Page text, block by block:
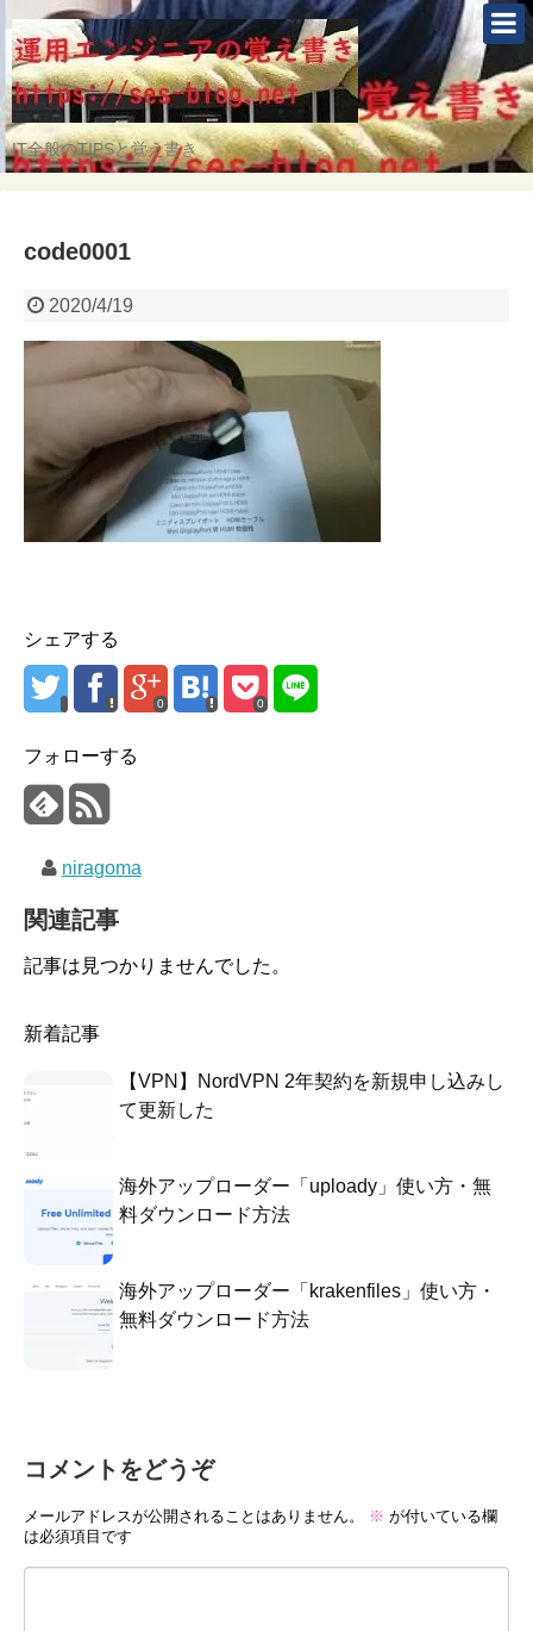
IT全般のTIPSと覚え書き
code0001
2020/4/19
シェアする
0 0
フォローする
niragoma
関連記事
記事は見つかりませんでした。
新着記事
【VPN】NordVPN 2年契約を新規申し込みし
て更新した
海外アップローダー「uploady」使い方・無
料ダウンロード方法
海外アップローダー「krakenfiles」使い方・
無料ダウンロード方法
コメントをどうぞ
メールアドレスが公開されることはありません。 ※ が付いている欄
は必須項目です